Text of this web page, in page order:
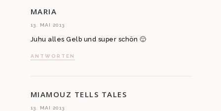
MARIA
13. MAI 2013
Juhu alles Gelb und super schön 🙂
ANTWORTEN
MIAMOUZ TELLS TALES
13. MAI 2013